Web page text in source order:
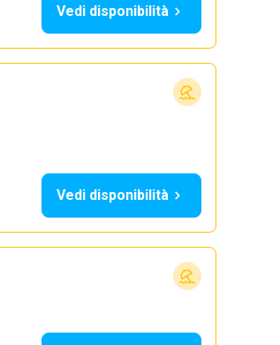
Vedi disponibilità
Vedi disponibilità